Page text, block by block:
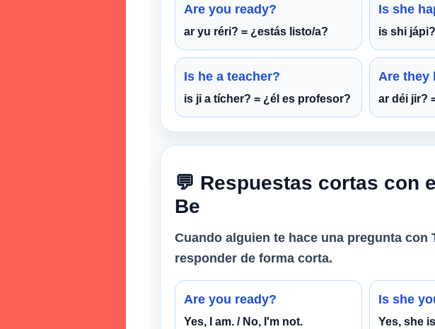
Are you ready?
ar yu réri? = ¿estás listo/a?
Is she
is shi
Is he a teacher?
is ji a tícher? = ¿él es profesor?
Are they
ar déi jir?
💬 Respuestas cortas con
Be
Cuando alguien te hace una pregunta con
responder de forma corta.
Are you ready?
Yes, I am. / No, I'm not.
Is she
Yes, she